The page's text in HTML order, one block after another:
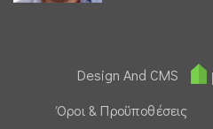
Design And CMS
Όροι & Προϋποθέσεις